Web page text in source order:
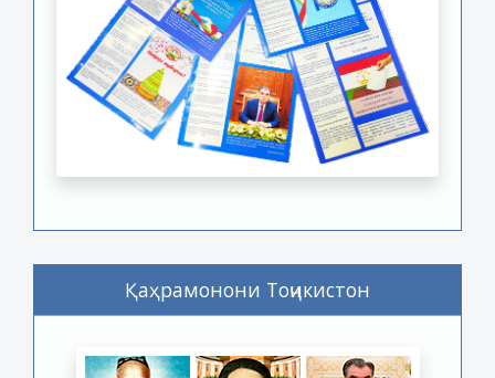
Қаҳрамонони Тоҷикистон